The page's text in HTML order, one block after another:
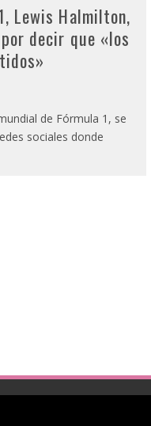
Lewis Halmilton,
decir que «los
de Fórmula 1, se
sociales donde